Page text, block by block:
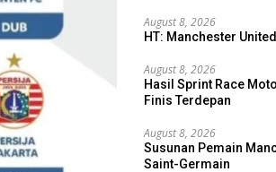
August 8, 2026
HT: Manchester
August 8, 2026
Hasil Sprint Race
Finis Terdepan
August 8, 2026
Susunan Pemain
Saint-Germain